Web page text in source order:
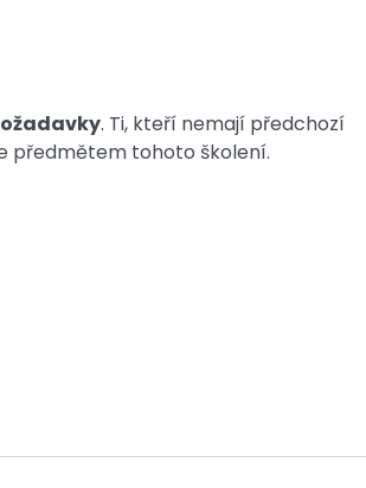
. Ti, kteří nemají předchozí
předmětem tohoto školení.